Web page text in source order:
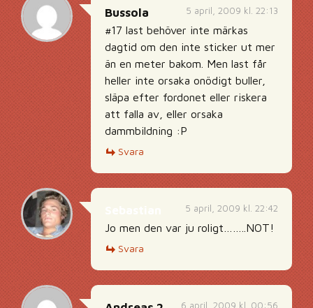
5 april, 2009 kl. 22:13
Bussola
#17 last behöver inte märkas
dagtid om den inte sticker ut mer
än en meter bakom. Men last får
heller inte orsaka onödigt buller,
släpa efter fordonet eller riskera
att falla av, eller orsaka
dammbildning :P
Svara
5 april, 2009 kl. 22:42
Jo men den var ju roligt……..NOT!
Svara
6 april, 2009 kl. 00:56